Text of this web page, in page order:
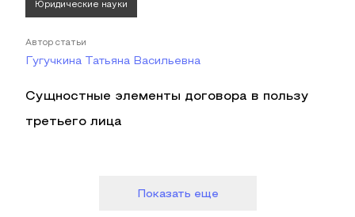
Юридические науки
Автор статьи
Гугучкина Татьяна Васильевна
Сущностные элементы договора в пользу
третьего лица
Показать еще